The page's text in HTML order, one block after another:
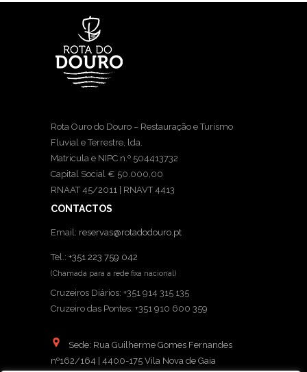
Rota Ouro do Douro – Restauração e Turismo
Fluvial e Terrestre, lda.
Matricula e NIPC n.º 504413732
Capital Social € 50.000,00
RNAAT 45/2011 | RNAVT 4413
CONTACTOS
Email: reservas@rotadodouro.pt
Tel.: +351 223 759 042
(Chamada para a rede fixa nacional)
Cruzeiros Diários: +351 914 315 135
Cruzeiro das Pontes: +351 910 600 359
Sede: Rua Guilherme Gomes Fernandes
nº162/164 | 4400-175 Vila Nova de Gaia